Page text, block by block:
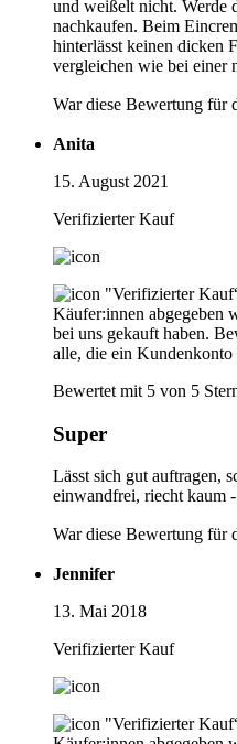
und weißelt nicht. Werde
nachkaufen. Beim
hinterlässt keinen dicken
vergleichen wie bei einer
War diese Bewertung für
Anita
15. August 2021
Verifizierter Kauf
"Verifizierter
Käufer:innen abgegeben
bei uns gekauft haben.
alle, die ein Kundenkonto
Bewertet mit 5 von 5
Super
Lässt sich gut auftragen,
einwandfrei, riecht kaum
War diese Bewertung für
Jennifer
13. Mai 2018
Verifizierter Kauf
"Verifizierter